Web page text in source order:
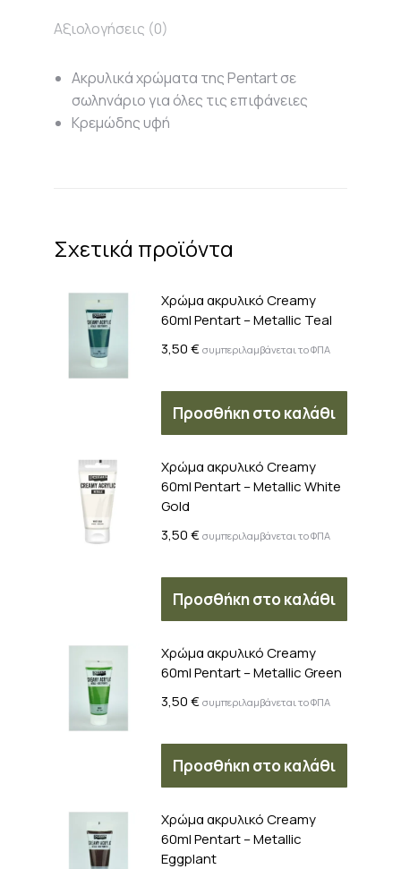
Αξιολογήσεις (0)
Ακρυλικά χρώματα της Pentart σε
σωληνάριο για όλες τις επιφάνειες
Κρεμώδης υφή
Σχετικά προϊόντα
Χρώμα ακρυλικό Creamy
60ml Pentart – Metallic Teal
3,50€ συμπεριλαμβάνεται το ΦΠΑ
Προσθήκη στο καλάθι
Χρώμα ακρυλικό Creamy
60ml Pentart – Metallic White
Gold
3,50€ συμπεριλαμβάνεται το ΦΠΑ
Προσθήκη στο καλάθι
Χρώμα ακρυλικό Creamy
60ml Pentart – Metallic Green
3,50€ συμπεριλαμβάνεται το ΦΠΑ
Προσθήκη στο καλάθι
Χρώμα ακρυλικό Creamy
60ml Pentart – Metallic
Eggplant